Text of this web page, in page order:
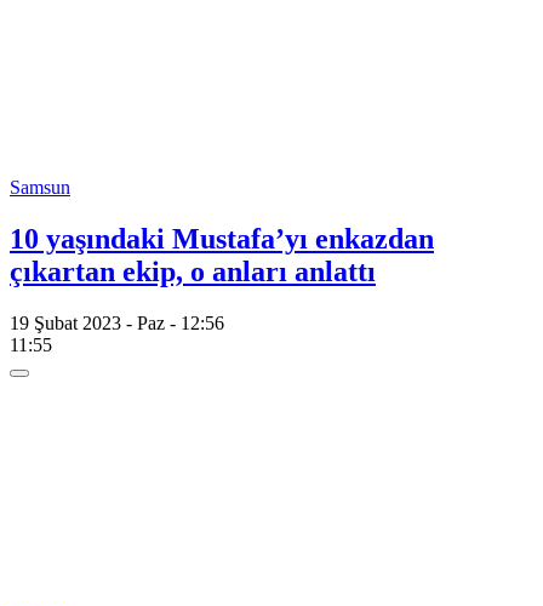
Samsun
10 yaşındaki Mustafa’yı enkazdan
çıkartan ekip, o anları anlattı
19 Şubat 2023 - Paz - 12:56
11:55